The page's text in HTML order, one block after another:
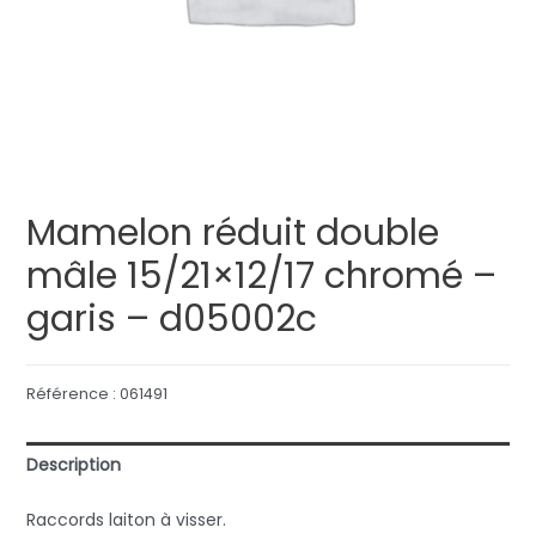
Mamelon réduit double
mâle 15/21×12/17 chromé –
garis – d05002c
Référence : 061491
Description
Raccords laiton à visser.